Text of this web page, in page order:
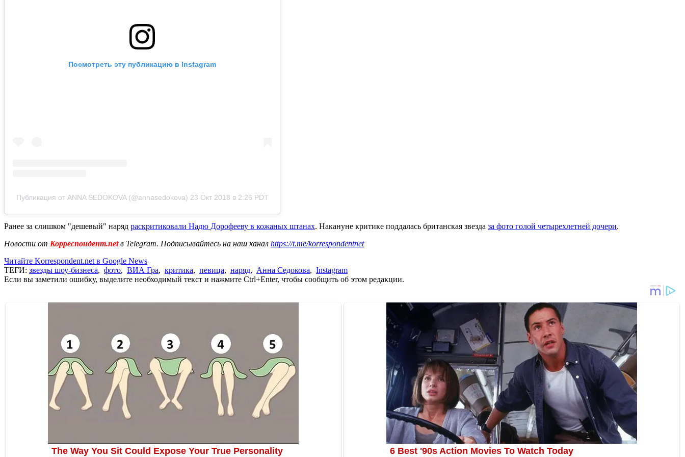
Посмотреть эту публикацию в Instagram
Публикация от ANNA SEDOKOVA (@annasedokova) 23 Окт 2018 в 2:26 PDT
Ранее за слишком "дешевый" наряд раскритиковали Надю Дорофееву в кожаных штанах. Накануне критике поддалась британская звезда за фото голой четырехлетней дочери.
Новости от Корреспондент.netв Telegram. Подписывайтесь на наш канал https://t.me/korrespondentnet
Читайте Korrespondent.net в Google News
ТЕГИ: звезды шоу-бизнеса, фото, ВИА Гра, критика, певица, наряд, Анна Седокова, Instagram
Если вы заметили ошибку, выделите необходимый текст и нажмите Ctrl+Enter, чтобы сообщить об этом редакции.